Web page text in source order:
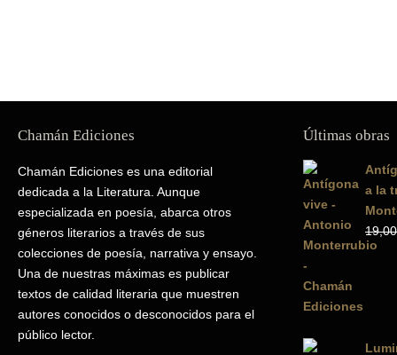
Chamán Ediciones
Chamán Ediciones es una editorial
dedicada a la Literatura. Aunque
especializada en poesía, abarca otros
géneros literarios a través de sus
colecciones de poesía, narrativa y ensayo.
Una de nuestras máximas es publicar
textos de calidad literaria que muestren
autores conocidos o desconocidos para el
público lector.
Últimas obras
a la
19,00